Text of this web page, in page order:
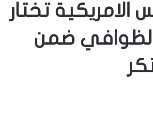
تختار
ضمن